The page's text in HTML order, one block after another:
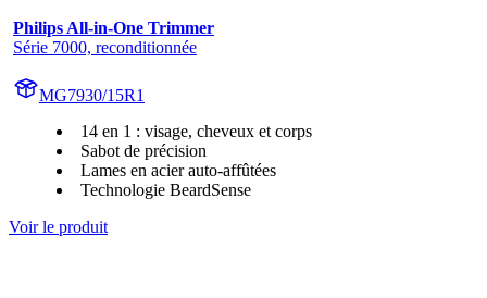
Philips All-in-One Trimmer
Série 7000, reconditionnée
MG7930/15R1
14 en 1 : visage, cheveux et corps
Sabot de précision
Lames en acier auto-affûtées
Technologie BeardSense
Voir le produit